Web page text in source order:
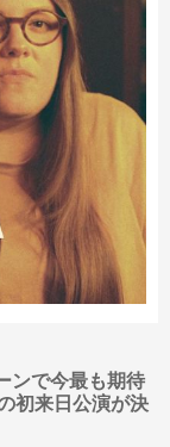
ンで今最も期待
初来日公演が決